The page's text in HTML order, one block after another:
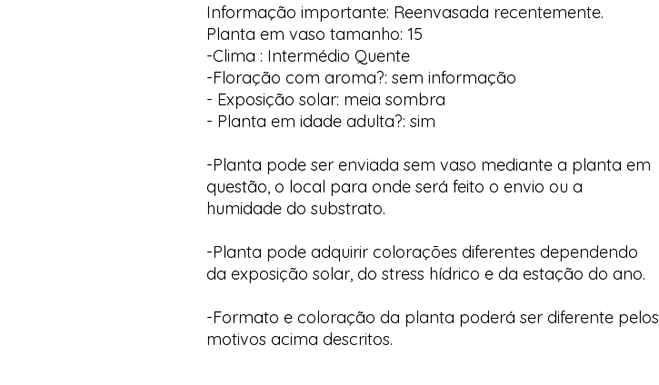
Informação importante: Reenvasada recentemente.
Planta em vaso tamanho: 15
-Clima : Intermédio Quente
-Floração com aroma?: sem informação
- Exposição solar: meia sombra
- Planta em idade adulta?: sim
-Planta pode ser enviada sem vaso mediante a planta em
questão, o local para onde será feito o envio ou a
humidade do substrato.
-Planta pode adquirir colorações diferentes dependendo
da exposição solar, do stress hídrico e da estação do ano.
-Formato e coloração da planta poderá ser diferente pelos
motivos acima descritos.